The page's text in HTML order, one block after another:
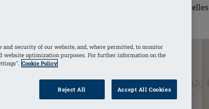
et de nous préciser de quoi les femmes ont-elles
and security of our website, and, where permitted, to monitor
website optimization purposes. For further information on the
Cookie Policy
Reject All Accept All Cookies